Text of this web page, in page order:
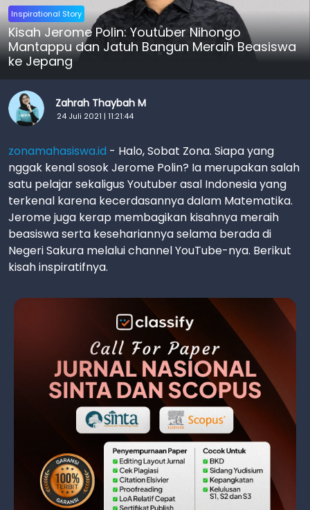
Inspirational Story
Kisah Jerome Polin: Youtuber Nihongo
Mantappu dan Jatuh Bangun Meraih Beasiswa
ke Jepang
Zahrah Thaybah M
24 Juli 2021 | 11:21:44
zonamahasiswa.id - Halo, Sobat Zona. Siapa yang
nggak kenal sosok Jerome Polin? Ia merupakan salah
satu pelajar sekaligus Youtuber asal Indonesia yang
terkenal karena kecerdasannya dalam Matematika.
Jerome juga kerap membagikan kisahnya meraih
beasiswa serta kesehariannya selama berada di
Negeri Sakura melalui channel YouTube-nya. Berikut
kisah inspiratifnya.